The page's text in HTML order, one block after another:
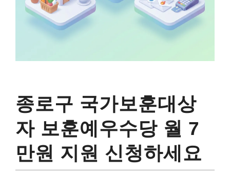
종로구 국가보훈대상
자 보훈예우수당 월 7
만원 지원 신청하세요